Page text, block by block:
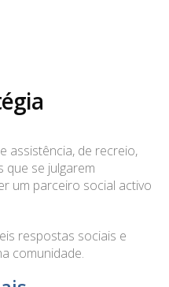
assistência, de recreio,
que se julgarem
um parceiro social activo
respostas sociais e
comunidade.